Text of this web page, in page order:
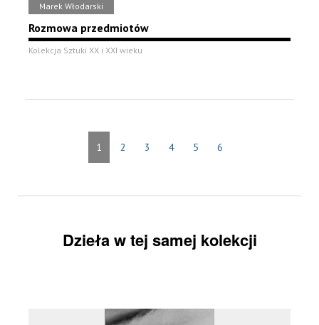
Marek Włodarski
Rozmowa przedmiotów
Kolekcja Sztuki XX i XXI wieku
1 2 3 4 5 6
Dzieła w tej samej kolekcji